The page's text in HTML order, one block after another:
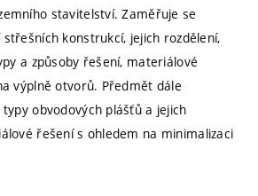
stavitelství. Zaměřuje se
konstrukcí, jejich rozdělení,
a způsoby řešení, materiálové
výplně otvorů. Předmět dále
obvodových plášťů a jejich
řešení s ohledem na minimalizaci